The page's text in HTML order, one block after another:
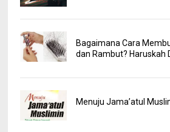
Bagaimana Cara
dan Rambut? Haruskah
Menuju Jama’atul